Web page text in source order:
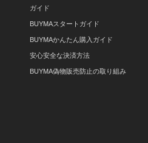
ガイド
BUYMAスタートガイド
BUYMAかんたん購入ガイド
安心安全な決済方法
BUYMA偽物販売防止の取り組み